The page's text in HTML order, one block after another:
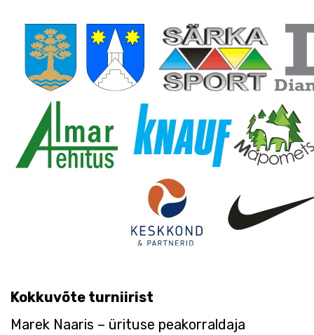
Kokkuvõte turniirist
Marek Naaris – ürituse peakorraldaja